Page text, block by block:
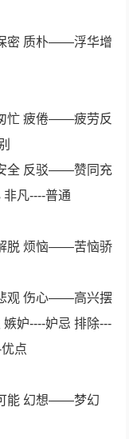
密 质朴——浮华增
忙 疲倦——疲劳反
全 反驳——赞同充
凡----普通
脱 烦恼——苦恼骄
观 伤心——高兴摆
妒----妒忌 排除---
点
能 幻想——梦幻